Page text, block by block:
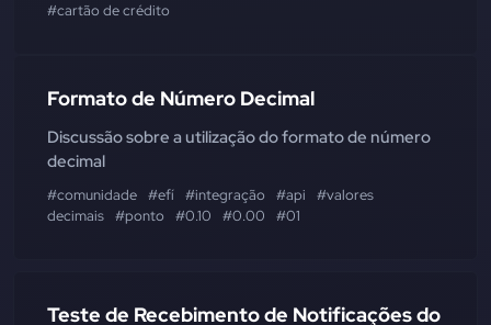
#cartão de crédito
Formato de Número Decimal
Discussão sobre a utilização do formato de número
decimal
#comunidade #efí #integração #api
#valores
decimais #ponto #0.10 #0.00 #01
Teste de Recebimento de Notificações do